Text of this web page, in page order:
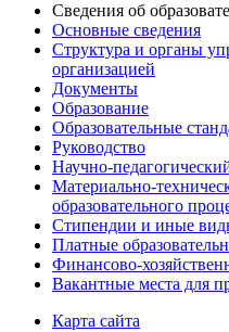
Сведения об
Основные сведения
Структура и органы
организацией
Документы
Образование
Образовательные
Руководство
Научно-
Материально-
образовательного
Стипендии и иные
Платные
Финансово-
Вакантные места для
Карта сайта